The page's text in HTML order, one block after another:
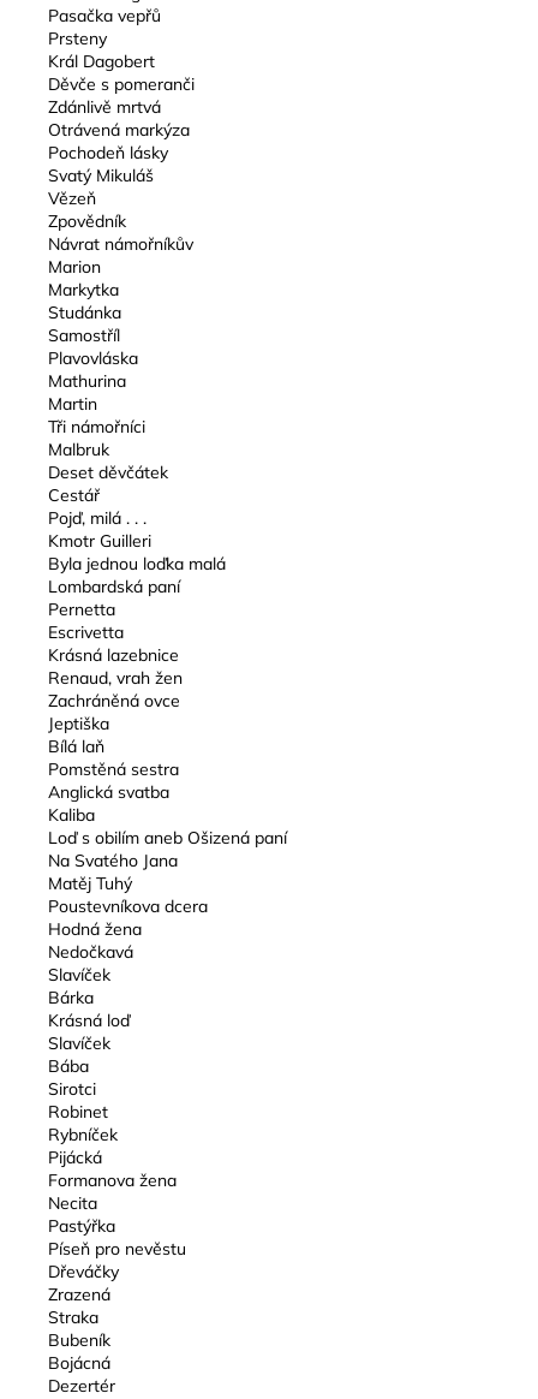
Pasačka vepřů
Prsteny
Král Dagobert
Děvče s pomeranči
Zdánlivě mrtvá
Otrávená markýza
Pochodeň lásky
Svatý Mikuláš
Vězeň
Zpovědník
Návrat námořníkův
Marion
Markytka
Studánka
Samostříl
Plavovláska
Mathurina
Martin
Tři námořníci
Malbruk
Deset děvčátek
Cestář
Pojď, milá . . .
Kmotr Guilleri
Byla jednou loďka malá
Lombardská paní
Pernetta
Escrivetta
Krásná lazebnice
Renaud, vrah žen
Zachráněná ovce
Jeptiška
Bílá laň
Pomstěná sestra
Anglická svatba
Kaliba
Loď s obilím aneb Ošizená paní
Na Svatého Jana
Matěj Tuhý
Poustevníkova dcera
Hodná žena
Nedočkavá
Slavíček
Bárka
Krásná loď
Slavíček
Bába
Sirotci
Robinet
Rybníček
Pijácká
Formanova žena
Necita
Pastýřka
Píseň pro nevěstu
Dřeváčky
Zrazená
Straka
Bubeník
Bojácná
Dezertér